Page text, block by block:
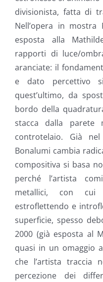
divisionista, fatta di
Nell’opera in mostra
esposta alla
rapporti di luce/
aranciate: il
e dato percettivo
quest’ultimo, da
bordo della
stacca dalla parete
controtelaio. Già
Bonalumi cambia
compositiva si basa
perché l’artista
metallici, con cui
estroflettendo e
superficie, spesso
2000 (già esposta al
quasi in un omaggio
che l’artista traccia
percezione dei